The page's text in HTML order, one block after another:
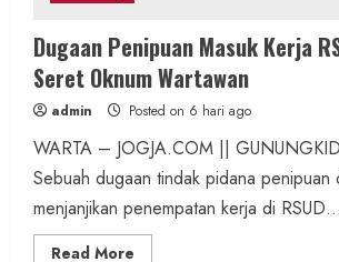
Dugaan Penipuan Masuk Kerja
Seret Oknum Wartawan
admin Posted on 6 hari ago
WARTA – JOGJA.COM ||
Sebuah dugaan tindak pidana penipuan
menjanjikan penempatan kerja di RSUD...
Read More